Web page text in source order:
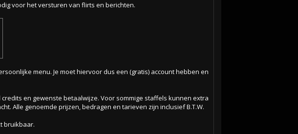
voor het versturen van flirts en berichten.
menu. Je moet hiervoor dus een (gratis) account hebben en
en gewenste betaalwijze. Voor sommige staffels kunnen extra
Alle genoemde prijzen, bedragen en tarieven zijn inclusief B.T.W.
bruikbaar.